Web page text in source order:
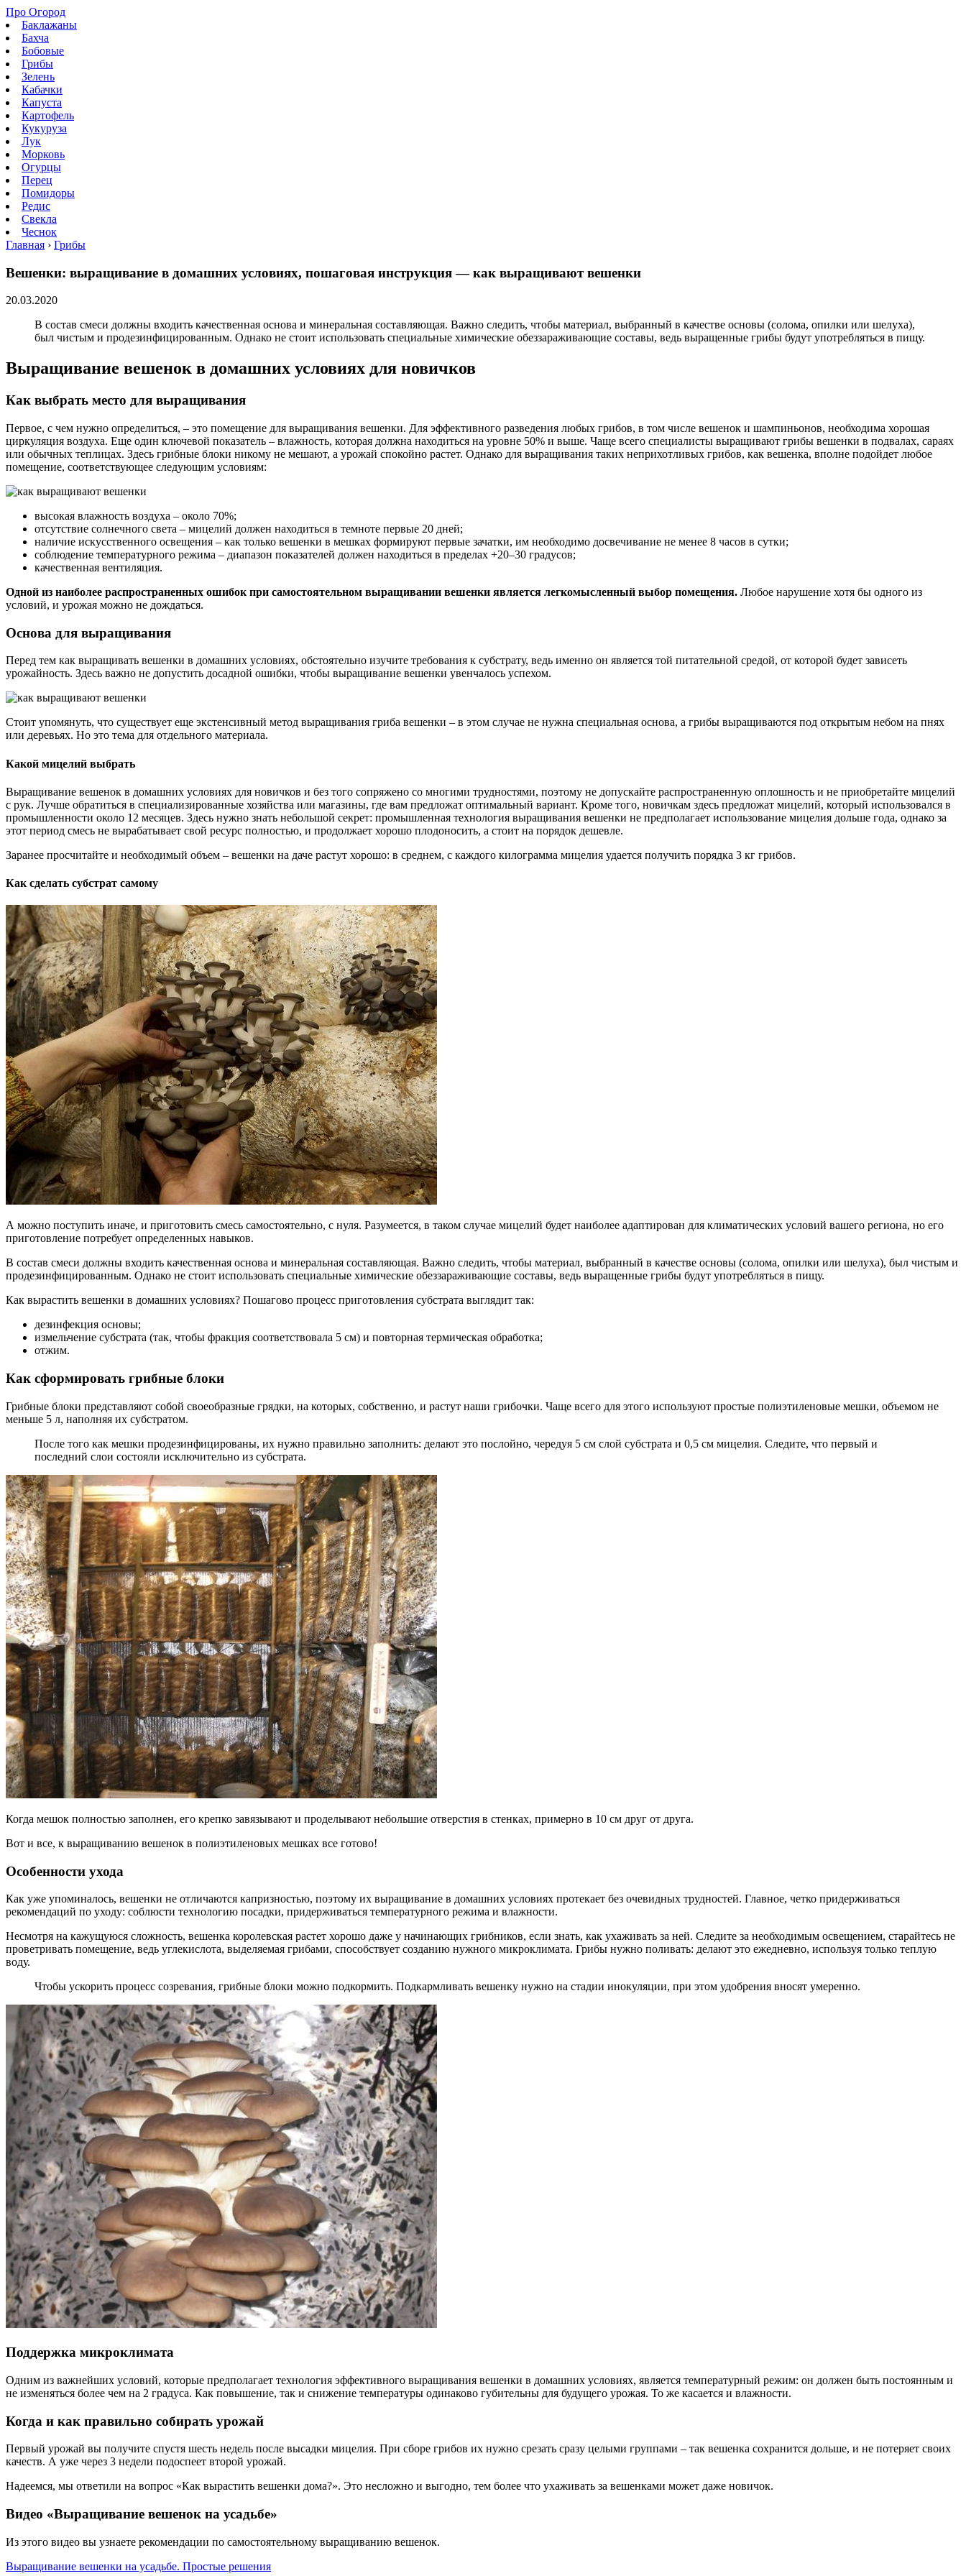
Про Огород
Баклажаны
Бахча
Бобовые
Грибы
Зелень
Кабачки
Капуста
Картофель
Кукуруза
Лук
Морковь
Огурцы
Перец
Помидоры
Редис
Свекла
Чеснок
Главная › Грибы
Вешенки: выращивание в домашних условиях, пошаговая инструкция — как выращивают вешенки
20.03.2020
В состав смеси должны входить качественная основа и минеральная составляющая. Важно следить, чтобы материал, выбранный в качестве основы (солома, опилки или шелуха),
был чистым и продезинфицированным. Однако не стоит использовать специальные химические обеззараживающие составы, ведь выращенные грибы будут употребляться в пищу.
Выращивание вешенок в домашних условиях для новичков
Как выбрать место для выращивания
Первое, с чем нужно определиться, – это помещение для выращивания вешенки. Для эффективного разведения любых грибов, в том числе вешенок и шампиньонов, необходима хорошая
циркуляция воздуха. Еще один ключевой показатель – влажность, которая должна находиться на уровне 50% и выше. Чаще всего специалисты выращивают грибы вешенки в подвалах, сараях
или обычных теплицах. Здесь грибные блоки никому не мешают, а урожай спокойно растет. Однако для выращивания таких неприхотливых грибов, как вешенка, вполне подойдет любое
помещение, соответствующее следующим условиям:
высокая влажность воздуха – около 70%;
отсутствие солнечного света – мицелий должен находиться в темноте первые 20 дней;
наличие искусственного освещения – как только вешенки в мешках формируют первые зачатки, им необходимо досвечивание не менее 8 часов в сутки;
соблюдение температурного режима – диапазон показателей должен находиться в пределах +20–30 градусов;
качественная вентиляция.
Одной из наиболее распространенных ошибок при самостоятельном выращивании вешенки является легкомысленный выбор помещения. Любое нарушение хотя бы одного из
условий, и урожая можно не дождаться.
Основа для выращивания
Перед тем как выращивать вешенки в домашних условиях, обстоятельно изучите требования к субстрату, ведь именно он является той питательной средой, от которой будет зависеть
урожайность. Здесь важно не допустить досадной ошибки, чтобы выращивание вешенки увенчалось успехом.
Стоит упомянуть, что существует еще экстенсивный метод выращивания гриба вешенки – в этом случае не нужна специальная основа, а грибы выращиваются под открытым небом на пнях
или деревьях. Но это тема для отдельного материала.
Какой мицелий выбрать
Выращивание вешенок в домашних условиях для новичков и без того сопряжено со многими трудностями, поэтому не допускайте распространенную оплошность и не приобретайте мицелий
с рук. Лучше обратиться в специализированные хозяйства или магазины, где вам предложат оптимальный вариант. Кроме того, новичкам здесь предложат мицелий, который использовался в
промышленности около 12 месяцев. Здесь нужно знать небольшой секрет: промышленная технология выращивания вешенки не предполагает использование мицелия дольше года, однако за
этот период смесь не вырабатывает свой ресурс полностью, и продолжает хорошо плодоносить, а стоит на порядок дешевле.
Заранее просчитайте и необходимый объем – вешенки на даче растут хорошо: в среднем, с каждого килограмма мицелия удается получить порядка 3 кг грибов.
Как сделать субстрат самому
А можно поступить иначе, и приготовить смесь самостоятельно, с нуля. Разумеется, в таком случае мицелий будет наиболее адаптирован для климатических условий вашего региона, но его
приготовление потребует определенных навыков.
В состав смеси должны входить качественная основа и минеральная составляющая. Важно следить, чтобы материал, выбранный в качестве основы (солома, опилки или шелуха), был чистым и
продезинфицированным. Однако не стоит использовать специальные химические обеззараживающие составы, ведь выращенные грибы будут употребляться в пищу.
Как вырастить вешенки в домашних условиях? Пошагово процесс приготовления субстрата выглядит так:
дезинфекция основы;
измельчение субстрата (так, чтобы фракция соответствовала 5 см) и повторная термическая обработка;
отжим.
Как сформировать грибные блоки
Грибные блоки представляют собой своеобразные грядки, на которых, собственно, и растут наши грибочки. Чаще всего для этого используют простые полиэтиленовые мешки, объемом не
меньше 5 л, наполняя их субстратом.
После того как мешки продезинфицированы, их нужно правильно заполнить: делают это послойно, чередуя 5 см слой субстрата и 0,5 см мицелия. Следите, что первый и
последний слои состояли исключительно из субстрата.
Когда мешок полностью заполнен, его крепко завязывают и проделывают небольшие отверстия в стенках, примерно в 10 см друг от друга.
Вот и все, к выращиванию вешенок в полиэтиленовых мешках все готово!
Особенности ухода
Как уже упоминалось, вешенки не отличаются капризностью, поэтому их выращивание в домашних условиях протекает без очевидных трудностей. Главное, четко придерживаться
рекомендаций по уходу: соблюсти технологию посадки, придерживаться температурного режима и влажности.
Несмотря на кажущуюся сложность, вешенка королевская растет хорошо даже у начинающих грибников, если знать, как ухаживать за ней. Следите за необходимым освещением, старайтесь не
проветривать помещение, ведь углекислота, выделяемая грибами, способствует созданию нужного микроклимата. Грибы нужно поливать: делают это ежедневно, используя только теплую
воду.
Чтобы ускорить процесс созревания, грибные блоки можно подкормить. Подкармливать вешенку нужно на стадии инокуляции, при этом удобрения вносят умеренно.
Поддержка микроклимата
Одним из важнейших условий, которые предполагает технология эффективного выращивания вешенки в домашних условиях, является температурный режим: он должен быть постоянным и
не изменяться более чем на 2 градуса. Как повышение, так и снижение температуры одинаково губительны для будущего урожая. То же касается и влажности.
Когда и как правильно собирать урожай
Первый урожай вы получите спустя шесть недель после высадки мицелия. При сборе грибов их нужно срезать сразу целыми группами – так вешенка сохранится дольше, и не потеряет своих
качеств. А уже через 3 недели подоспеет второй урожай.
Надеемся, мы ответили на вопрос «Как вырастить вешенки дома?». Это несложно и выгодно, тем более что ухаживать за вешенками может даже новичок.
Видео «Выращивание вешенок на усадьбе»
Из этого видео вы узнаете рекомендации по самостоятельному выращиванию вешенок.
Выращивание вешенки на усадьбе. Простые решения